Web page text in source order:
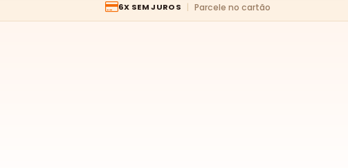
6X SEM JUROS Parcele no cartão